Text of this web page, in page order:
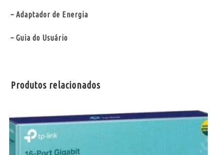
– Adaptador de Energia
– Guia do Usuário
Produtos relacionados